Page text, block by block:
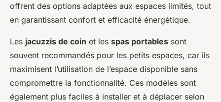
offrent des options adaptées aux espaces limités, tout
en garantissant confort et efficacité énergétique.
Les jacuzzis de coin et les spas portables sont
souvent recommandés pour les petits espaces, car ils
maximisent l’utilisation de l’espace disponible sans
compromettre la fonctionnalité. Ces modèles sont
également plus faciles à installer et à déplacer selon